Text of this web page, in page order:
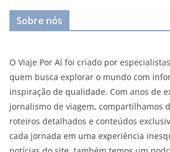
Sobre nós
O Viaje Por Aí foi criado por
quem busca explorar o mundo com
inspiração de qualidade. Com anos de
jornalismo de viagem, compartilhamos
roteiros detalhados e conteúdos
cada jornada em uma experiência